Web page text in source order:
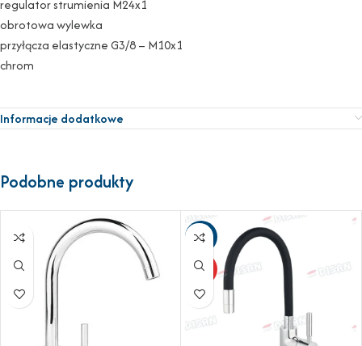
regulator strumienia M24x1
obrotowa wylewka
przyłącza elastyczne G3/8 – M10x1
chrom
Informacje dodatkowe
Podobne produkty
-10%
HOT